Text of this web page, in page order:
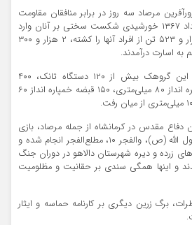
مرصاد سه روز در برابر منافقان مقاومت
کردند و سرانجام در پنجم مرداد ۱۳۶۷ خورشیدی شکست سختی بر آنان وارد
ساختند که نزدیک به یک هزار و ۵۲۳ تن از افراد آنها را کشته، ۲ هزار و ۳۰۰
همچنین از تجهیزات جنگی این گروهک بیش از ۱۲۰ دستگاه تانک، ۴۰۰
دستگاه نفربر، ۹۰ قبضه خمپاره ‌انداز ۸۰ میلی‌متری، ۱۵۰ قبضه خمپاره ‌انداز ۶۰
دوران دفاع مقدس در کرمانشاه از جمله مرصاد، بازی‌
دراز، تنگ حاجیان، محمد رسول‌ الله (ص)، والفجر ۱۰، مطلع‌الفجر انجام شده و
زرده و دیره شهرستان دالاهو در دوران جنگ
و اینها همگی سندی بر حقانیت و مظلومیت
برگ زرین دیگری بر کارنامه حماسه و ایثار